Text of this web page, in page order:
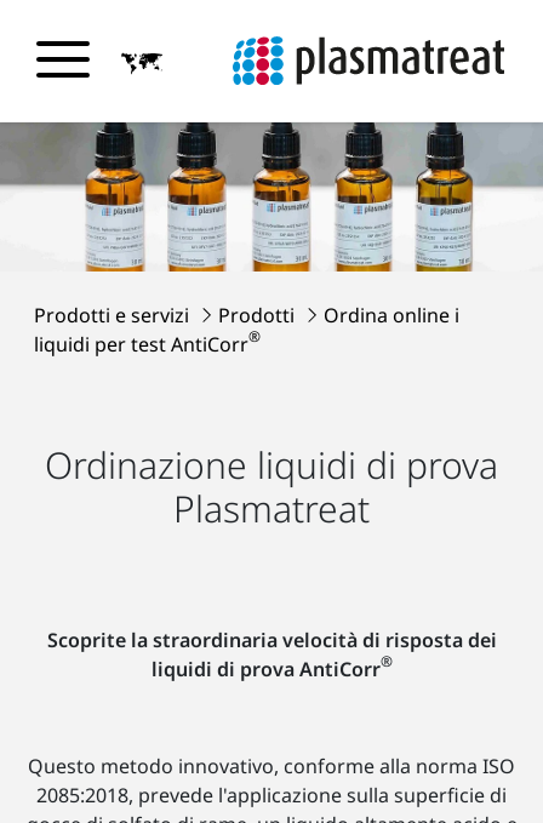
Prodotti e servizi Prodotti
Ordina online i
liquidi per test AntiCorr®
Ordinazione liquidi di prova
Plasmatreat
Scoprite la straordinaria velocità di risposta dei
liquidi di prova AntiCorr®
Questo metodo innovativo, conforme alla norma ISO
2085:2018, prevede l'applicazione sulla superficie di